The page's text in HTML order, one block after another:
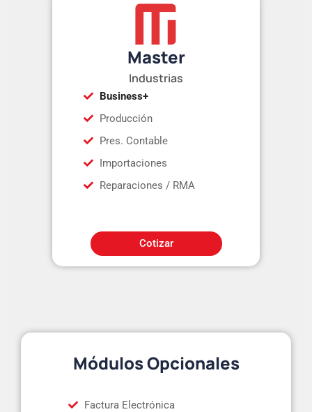
Master
Industrias
Business+
Producción
Pres. Contable
Importaciones
Reparaciones / RMA
Cotizar
Módulos Opcionales
Factura Electrónica